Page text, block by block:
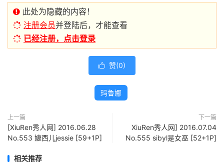
此处为隐藏的内容！
注册会员并登陆后，才能查看
已经注册，点击登录
 赞(0)
玛鲁娜
上一篇
[XiuRen秀人网] 2016.06.28
No.553 婕西儿jessie [59+1P]
下一篇
XiuRen秀人网] 2016.07.04
No.555 sibyl是女巫 [52+1P]
相关推荐